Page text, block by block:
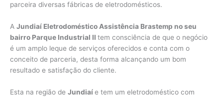
parceira diversas fábricas de eletrodomésticos.
A Jundiaí Eletrodoméstico Assistência Brastemp no seu
bairro Parque Industrial II tem consciência de que o negócio
é um amplo leque de serviços oferecidos e conta com o
conceito de parceria, desta forma alcançando um bom
resultado e satisfação do cliente.
Esta na região de Jundiaíe tem um eletrodoméstico com